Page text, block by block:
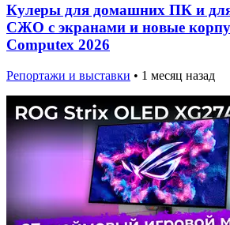
Кулеры для домашних ПК и
СЖО с экранами и новые
Computex 2026
Репортажи и выставки • 1 месяц назад